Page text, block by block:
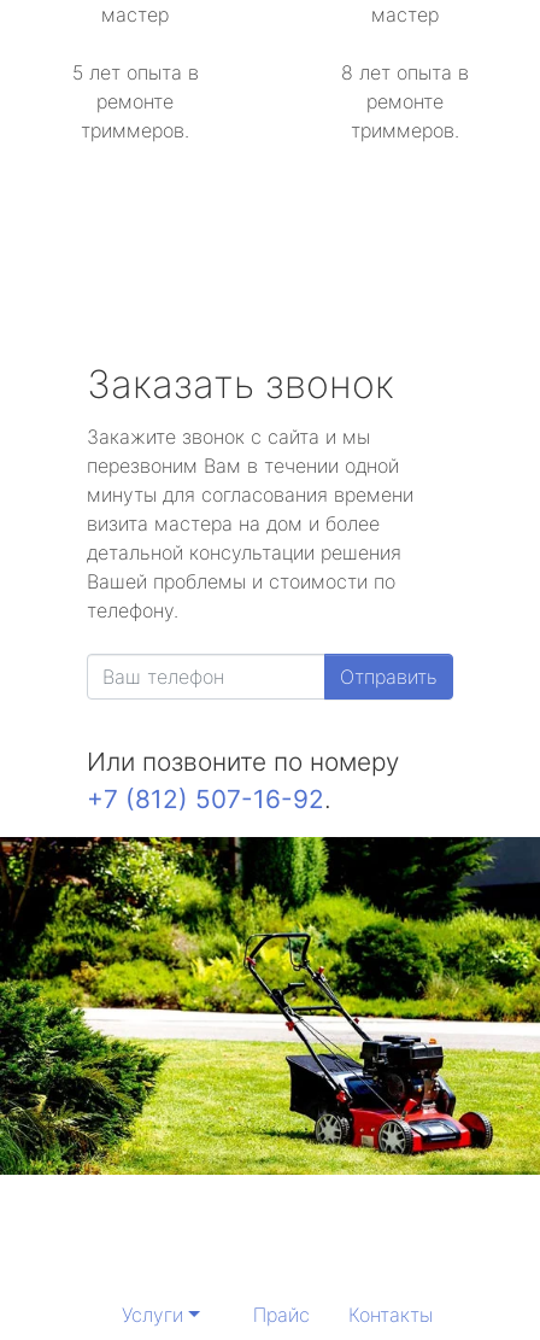
мастер
5 лет опыта в
ремонте
триммеров.
мастер
8 лет опыта в
ремонте
триммеров.
Заказать звонок
Закажите звонок с сайта и мы
перезвоним Вам в течении одной
минуты для согласования времени
визита мастера на дом и более
детальной консультации решения
Вашей проблемы и стоимости по
телефону.
Отправить
Или позвоните по номеру
+7 (812) 507-16-92.
Услуги Прайс Контакты